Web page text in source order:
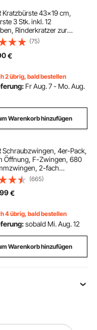
Kratzbürste 43x19 cm,
3 Stk. inkl. 12
Rinderkratzer zur
von Rückenjucken,
& Pflege-Kratzwerkzeug
Rinder, Schafe &
Blau&Rot
(75)
€
2 übrig, bald bestellen
Fr Aug. 7 - Mo. Aug.
Warenkorb hinzufügen
Schraubzwingen, 4er-Pack,
Öffnung, F-Zwingen, 680
2-fach
Spreizfunktion, Weiche
Stange aus
für Holz-&
(665)
99€
4 übrig, bald bestellen
sobald Mi. Aug. 12
Warenkorb hinzufügen